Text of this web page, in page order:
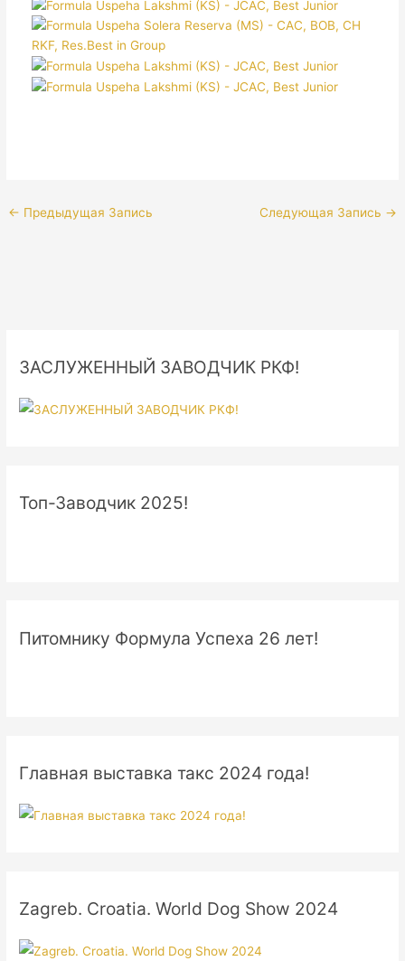
← Предыдущая Запись Следующая Запись →
ЗАСЛУЖЕННЫЙ ЗАВОДЧИК РКФ!
Топ-Заводчик 2025!
Питомнику Формула Успеха 26 лет!
Главная выставка такс 2024 года!
Zagreb. Croatia. World Dog Show 2024